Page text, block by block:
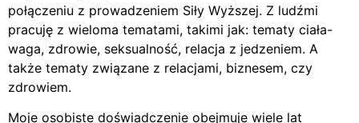
połączeniu z prowadzeniem Siły Wyższej. Z ludźmi
pracuję z wieloma tematami, takimi jak: tematy ciała-
waga, zdrowie, seksualność, relacja z jedzeniem. A
także tematy związane z relacjami, biznesem, czy
zdrowiem.
Moje osobiste doświadczenie obejmuje wiele lat